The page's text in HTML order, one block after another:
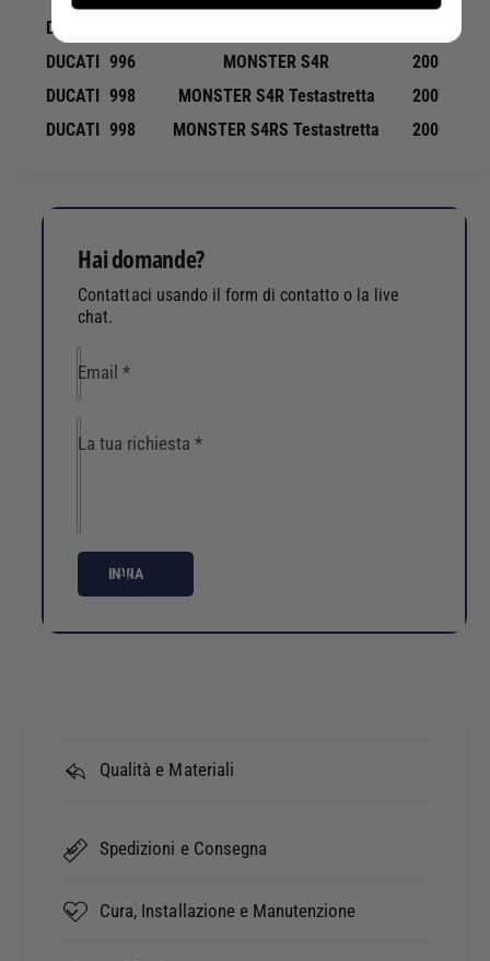
DUCATI
2016-2018
DUCATI 996 MONSTER S4R
2003-2006
DUCATI 998 MONSTER S4R Testastretta
2007-2008
DUCATI 998 MONSTER S4RS Testastretta 2006-2008
Hai domande?
Contattaci usando il form di contatto o la live
chat.
Email*
La tua richiesta*
INVIA
Qualità e Materiali
Spedizioni e Consegna
Cura, Installazione e Manutenzione